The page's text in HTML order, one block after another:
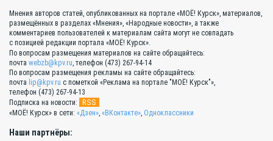
Мнения авторов статей, опубликованных на портале «МОЁ! Курск», материалов,
размещённых в разделах «Мнения», «Народные новости», а также
комментариев пользователей к материалам сайта могут не совпадать
с позицией редакции портала «МОЁ! Курск».
По вопросам размещения материалов на сайте обращайтесь:
почта webzb@kpv.ru, телефон (473) 267-94-14
По вопросам размещения рекламы на сайте обращайтесь:
почта lip@kpv.ru с пометкой «Реклама на портале "МОЁ! Курск"»,
телефон (473) 267-94-13
Подписка на новости:
RSS
«МОЁ! Курск» в сети: «Дзен», «ВКонтакте», Одноклассники
Наши партнёры: